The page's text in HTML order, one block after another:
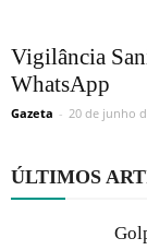
Vigilância
WhatsApp
Gazeta - 20 de junho
ÚLTIMOS